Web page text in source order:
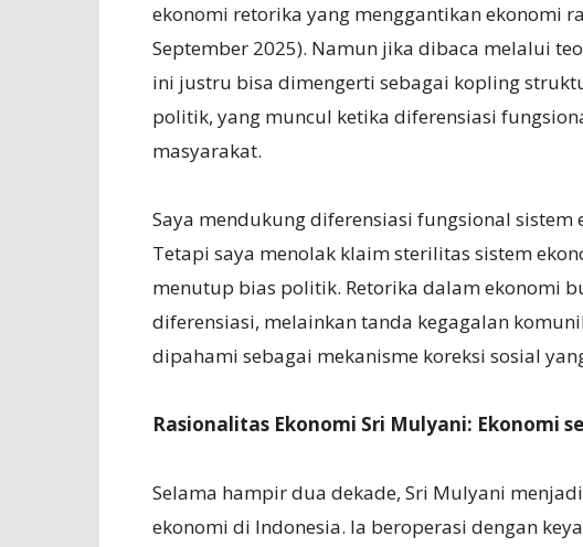
ekonomi retorika yang menggantikan ekonomi
September 2025). Namun jika dibaca melalui
ini justru bisa dimengerti sebagai kopling
politik, yang muncul ketika diferensiasi
masyarakat.
Saya mendukung diferensiasi fungsional
Tetapi saya menolak klaim sterilitas sistem
menutup bias politik. Retorika dalam ekonomi
diferensiasi, melainkan tanda kegagalan
dipahami sebagai mekanisme koreksi sosial
Rasionalitas Ekonomi Sri Mulyani: Ekonomi
Selama hampir dua dekade, Sri Mulyani
ekonomi di Indonesia. Ia beroperasi dengan